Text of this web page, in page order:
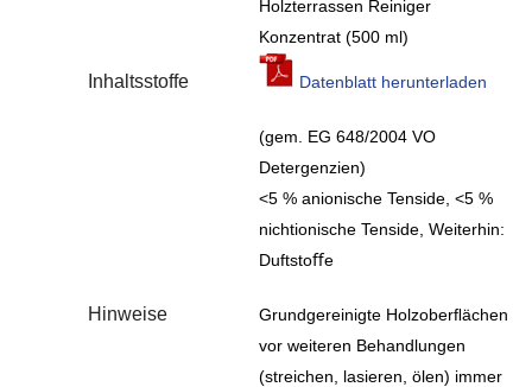
Holzterrassen Reiniger
Konzentrat (500 ml)
Inhaltsstoffe Datenblatt herunterladen
(gem. EG 648/2004 VO
Detergenzien)
<5 % anionische Tenside, <5 %
nichtionische Tenside, Weiterhin:
Duftstoﬀe
Hinweise
Grundgereinigte Holzoberﬂächen
vor weiteren Behandlungen
(streichen, lasieren, ölen) immer